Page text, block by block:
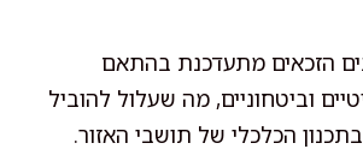
הזכאים מתעדכנת בהתאם
וביטחוניים, מה שעלול להוביל
הכלכלי של תושבי האזור.